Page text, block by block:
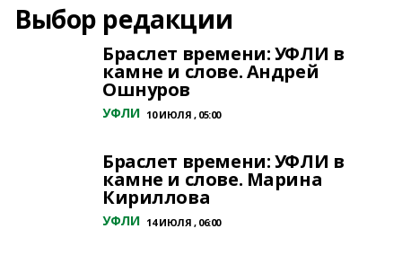
Выбор редакции
Браслет времени: УФЛИ в
камне и слове. Андрей
Ошнуров
УФЛИ 10 ИЮЛЯ , 05:00
Браслет времени: УФЛИ в
камне и слове. Марина
Кириллова
УФЛИ 14 ИЮЛЯ , 06:00